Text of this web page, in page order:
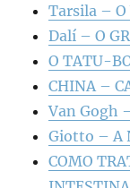
Tarsila – O
Dalí – O
O TATU-
CHINA –
Van Gogh
Giotto – A
COMO